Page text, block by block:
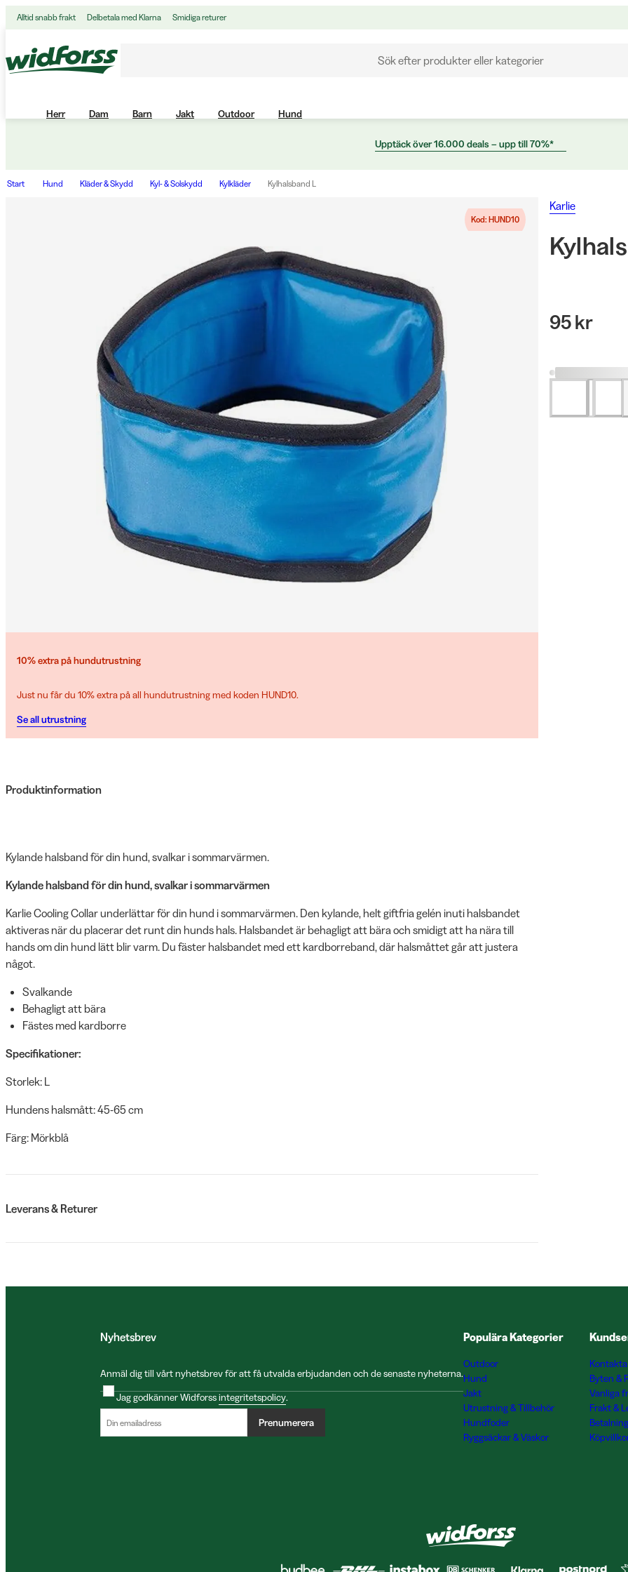
Alltid snabb frakt Delbetala med Klarna Smidiga returer
Sök efter produkter eller kategorier
Herr Dam Barn Jakt Outdoor Hund
Upptäck över 16.000 deals – upp till 70%*
Start Hund Kläder & Skydd Kyl- & Solskydd Kylkläder Kylhalsband L
Kod: HUND10
10% extra på hundutrustning
Just nu får du 10% extra på all hundutrustning med koden HUND10.
Se all utrustning
Produktinformation
Kylande halsband för din hund, svalkar i sommarvärmen.
Kylande halsband för din hund, svalkar i sommarvärmen
Karlie Cooling Collar underlättar för din hund i sommarvärmen. Den kylande, helt giftfria gelén inuti halsbandet
aktiveras när du placerar det runt din hunds hals. Halsbandet är behagligt att bära och smidigt att ha nära till
hands om din hund lätt blir varm. Du fäster halsbandet med ett kardborreband, där halsmåttet går att justera
något.
Svalkande
Behagligt att bära
Fästes med kardborre
Specifikationer:
Storlek: L
Hundens halsmått: 45-65 cm
Färg: Mörkblå
Leverans & Returer
Karlie
95 kr
Nyhetsbrev
Anmäl dig till vårt nyhetsbrev för att få utvalda erbjudanden och de senaste nyheterna.
Jag godkänner Widforssintegritetspolicy.
Prenumerera
Populära Kategorier
Outdoor
Hund
Jakt
Utrustning & Tillbehör
Hundfoder
Ryggsäckar & Väskor
Byten &
Vanliga
Frakt &
Betalning